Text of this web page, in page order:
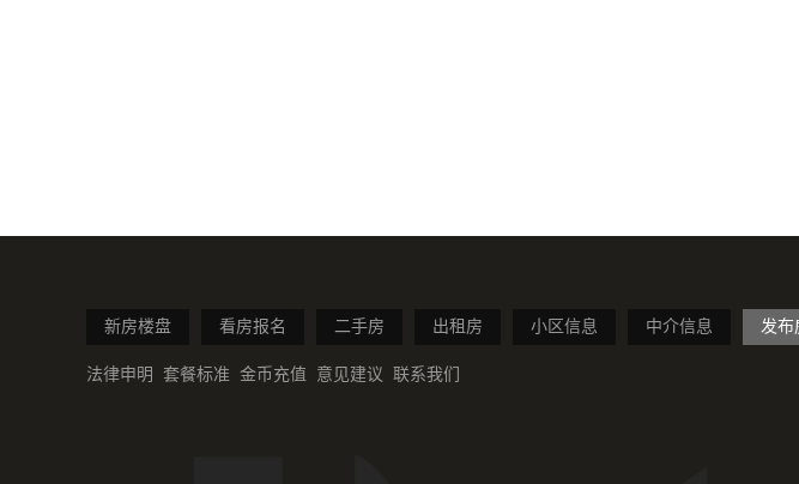
新房楼盘 看房报名 二手房 出租房 小区信息 中介信息 发布
法律申明 套餐标准 金币充值 意见建议 联系我们